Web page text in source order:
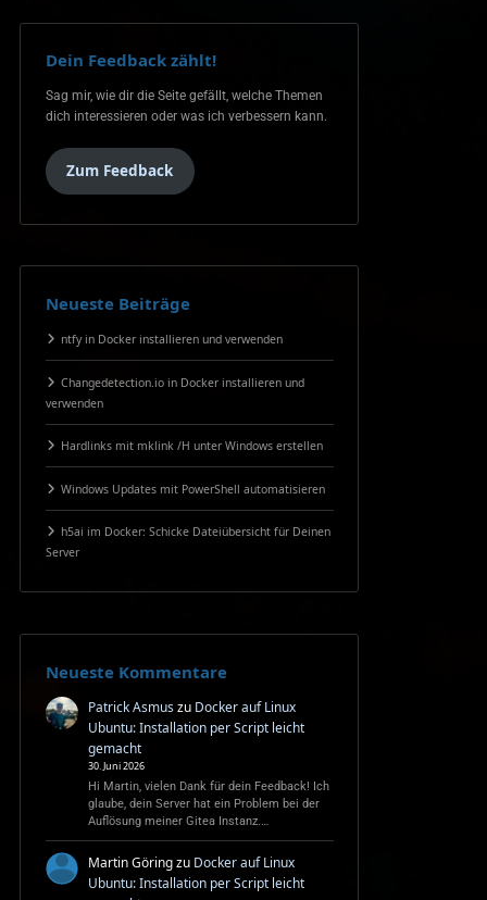
Dein Feedback zählt!
Sag mir, wie dir die Seite gefällt, welche Themen
dich interessieren oder was ich verbessern kann.
Zum Feedback
Neueste Beiträge
ntfy in Docker installieren und verwenden
Changedetection.io in Docker installieren und
verwenden
Hardlinks mit mklink /H unter Windows erstellen
Windows Updates mit PowerShell automatisieren
h5ai im Docker: Schicke Dateiübersicht für Deinen
Server
Neueste Kommentare
Patrick Asmuszu Docker auf Linux
Ubuntu: Installation per Script leicht
gemacht
30. Juni 2026
Hi Martin, vielen Dank für dein Feedback! Ich
glaube, dein Server hat ein Problem bei der
Auflösung meiner Gitea Instanz.…
Martin Göringzu Docker auf Linux
Ubuntu: Installation per Script leicht